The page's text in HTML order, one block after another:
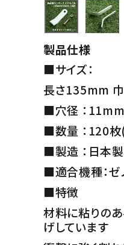
製品仕様
■サイズ：
長さ135mm
■穴径 ：11mm
■数量 ：120
■製造 ：日本製
■適合機種：
■特徴
材料に粘りの
げしています